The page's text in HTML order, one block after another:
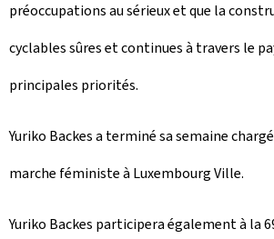
préoccupations au sérieux et que la
cyclables sûres et continues à travers le
principales priorités.
Yuriko Backes a terminé sa semaine
marche féministe à Luxembourg Ville.
Yuriko Backes participera également à la